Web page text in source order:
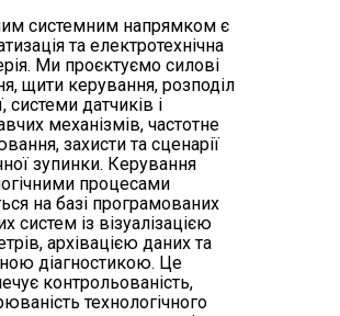
системним напрямком є
та електротехнічна
Ми проєктуємо силові
щити керування, розподіл
системи датчиків і
механізмів, частотне
захисти та сценарії
зупинки. Керування
процесами
на базі програмованих
систем із візуалізацією
архівацією даних та
діагностикою. Це
контрольованість,
технологічного